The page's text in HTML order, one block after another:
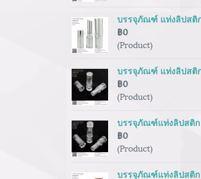
บรรจุภัณฑ์ แท่งลิปสติ
฿0
(Product)
บรรจุภัณฑ์ แท่งลิปสติ
฿0
(Product)
บรรจุภัณฑ์แท่งลิปสติก
฿0
(Product)
บรรจุภัณฑ์แท่งลิปสติก